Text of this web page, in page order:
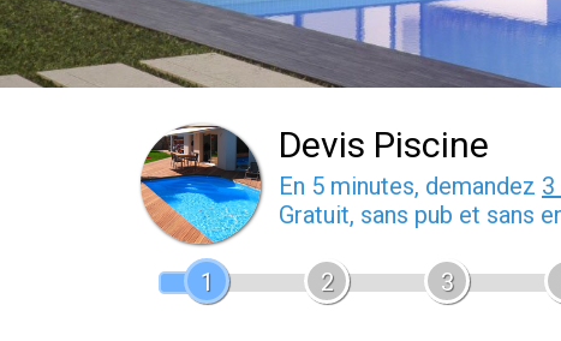
Devis Piscine
En 5 minutes, demandez
Gratuit, sans pub et sans
1 2 3